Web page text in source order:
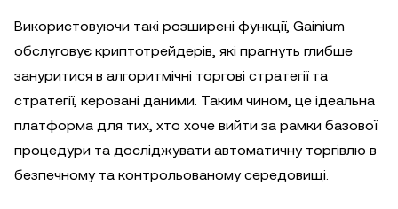
Використовуючи такі розширені функції, Gainium
обслуговує криптотрейдерів, які прагнуть глибше
зануритися в алгоритмічні торгові стратегії та
стратегії, керовані даними. Таким чином, це ідеальна
платформа для тих, хто хоче вийти за рамки базової
процедури та досліджувати автоматичну торгівлю в
безпечному та контрольованому середовищі.